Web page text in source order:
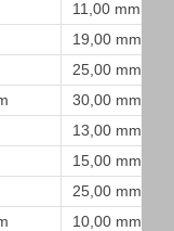
11,00 mm
19,00 mm
25,00 mm
30,00 mm
13,00 mm
15,00 mm
25,00 mm
10,00 mm